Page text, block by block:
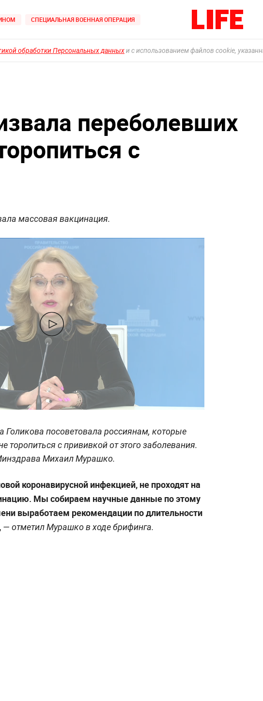
СПЕЦИАЛЬНАЯ ВОЕННАЯ ОПЕРАЦИЯ
обработки Персональных данныхи с использованием файлов cookie,
переболевших
с
массовая вакцинация.
Голикова посоветовала россиянам, которые
торопиться с прививкой от этого заболевания.
Михаил Мурашко.
коронавирусной инфекцией, не проходят на
Мы собираем научные данные по этому
выработаем рекомендации по длительности
— отметил Мурашко в ходе брифинга.